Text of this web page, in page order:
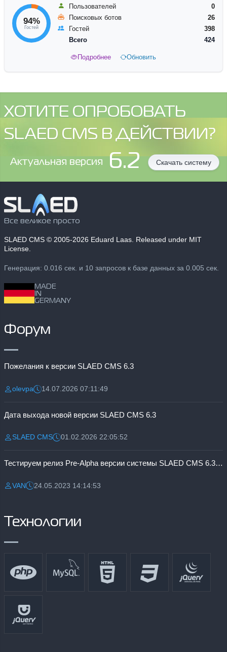
94%
Гостей
Пользователей
0
Поисковых ботов
26
Гостей
398
Всего
424
Подробнее Обновить
ХОТИТЕ ОПРОБОВАТЬ
SLAED CMS В ДЕЙСТВИИ?
Aктуальная версия 6.2 Скачать систему
Все великое просто
SLAED CMS © 2005-2026 Eduard Laas. Released under MIT
License.
Генерация: 0.016 сек. и 10 запросов к базе данных за 0.005 сек.
MADE
IN
GERMANY
Форум
Пожелания к версии SLAED CMS 6.3
Разместил:
olevpaДата:14.07.2026 07:11:49
Дата выхода новой версии SLAED CMS 6.3
Разместил:
SLAED CMSДата:01.02.2026 22:05:52
Тестируем релиз Pre-Alpha версии системы SLAED CMS 6.3 Pro
Разместил:
VANДата:24.05.2023 14:14:53
Технологии